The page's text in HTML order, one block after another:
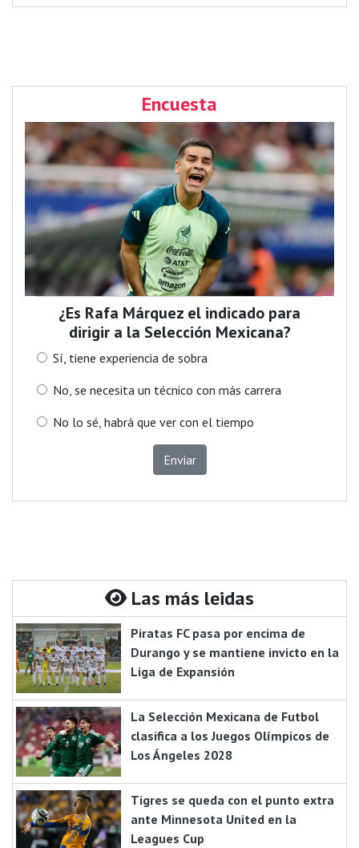
Encuesta
¿Es Rafa Márquez el indicado para
dirigir a la Selección Mexicana?
Sí, tiene experiencia de sobra
No, se necesita un técnico con más carrera
No lo sé, habrá que ver con el tiempo
Enviar
Las más leidas
Piratas FC pasa por encima de
Durango y se mantiene invicto en la
Liga de Expansión
La Selección Mexicana de Futbol
clasifica a los Juegos Olímpicos de
Los Ángeles 2028
Tigres se queda con el punto extra
ante Minnesota United en la
Leagues Cup